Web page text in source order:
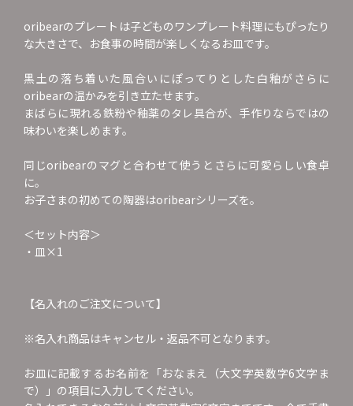
oribearのプレートは子どものワンプレート料理にもぴったり
な大きさで、お食事の時間が楽しくなるお皿です。
黒土の落ち着いた風合いにぽってりとした白釉がさらに
oribearの温かみを引き立たせます。
まばらに現れる鉄粉や釉薬のタレ具合が、手作りならではの
味わいを楽しめます。
同じoribearのマグと合わせて使うとさらに可愛らしい食卓
に。
お子さまの初めての陶器はoribearシリーズを。
＜セット内容＞
・皿×1
【名入れのご注文について】
※名入れ商品はキャンセル・返品不可となります。
お皿に記載するお名前を「おなまえ（大文字英数字6文字ま
で）」の項目に入力してください。